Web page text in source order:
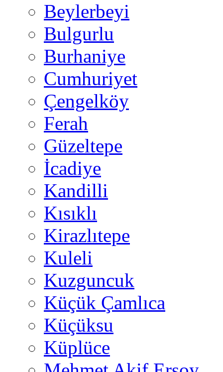
Beylerbeyi
Bulgurlu
Burhaniye
Cumhuriyet
Çengelköy
Ferah
Güzeltepe
İcadiye
Kandilli
Kısıklı
Kirazlıtepe
Kuleli
Kuzguncuk
Küçük Çamlıca
Küçüksu
Küplüce